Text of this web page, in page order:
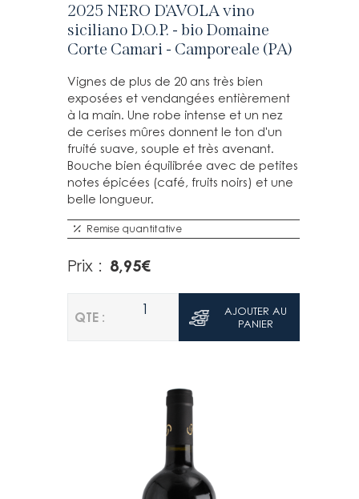
2025 NERO D'AVOLA vino
siciliano D.O.P. - bio Domaine
Corte Camari - Camporeale (PA)
Vignes de plus de 20 ans très bien
exposées et vendangées entièrement
à la main. Une robe intense et un nez
de cerises mûres donnent le ton d'un
fruité suave, souple et très avenant.
Bouche bien équilibrée avec de petites
notes épicées (café, fruits noirs) et une
belle longueur.
Remise quantitative
Prix : 8,95€
QTE : 1
AJOUTER AU
PANIER